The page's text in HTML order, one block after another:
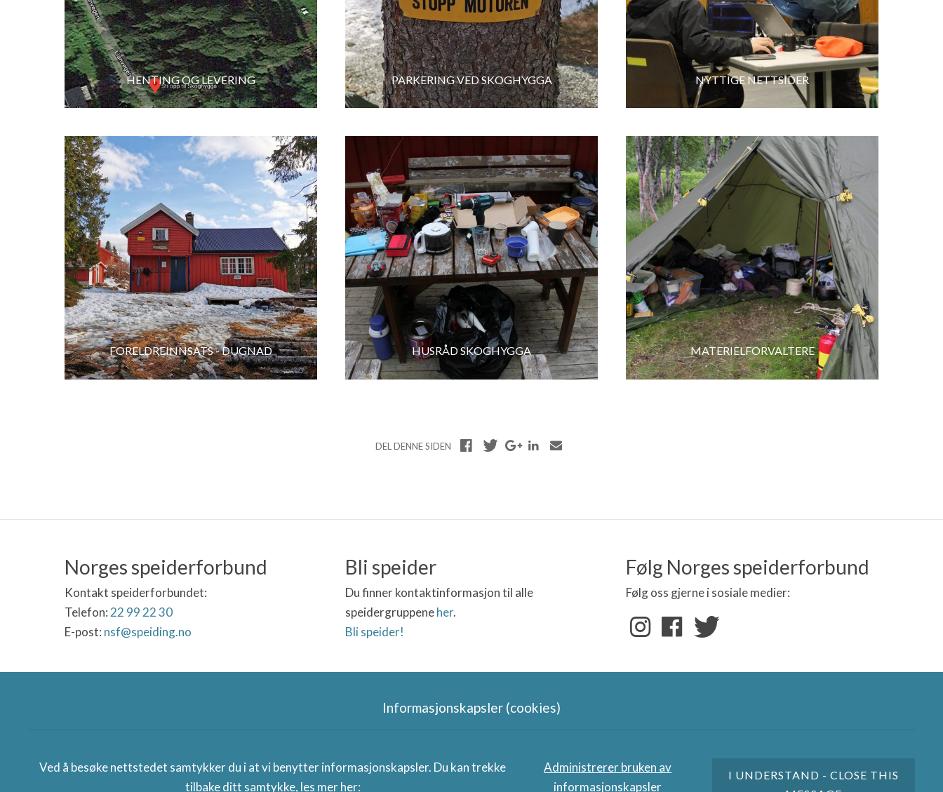
HENTING OG LEVERING PARKERING VED SKOGHYGGA NYTTIGE NETTSIDER
FORELDREINNSATS - DUGNAD HUSRÅD SKOGHYGGA MATERIELFORVALTERE
DEL DENNE SIDEN
Norges speiderforbund
Kontakt speiderforbundet:
Telefon: 22 99 22 30
E-post: nsf@speiding.no
Bli speider
Du finner kontaktinformasjon til alle
speidergruppeneher.
Bli speider!
Følg Norges speiderforbund
Følg oss gjerne i sosiale medier:
Informasjonskapsler (cookies)
Ved å besøke nettstedet samtykker du i at vi benytter informasjonskapsler. Du kan trekke
tilbake ditt samtykke, les mer her:
Administrerer bruken av
informasjonskapsler
I UNDERSTAND - CLOSE THIS